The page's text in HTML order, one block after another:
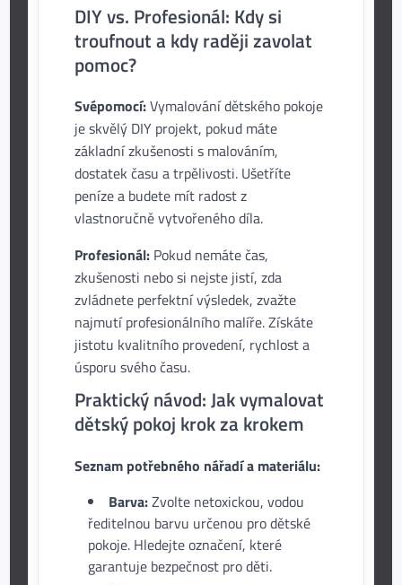
DIY vs. Profesionál: Kdy si
troufnout a kdy raději zavolat
pomoc?
Svépomocí:Vymalování dětského pokoje
je skvělý DIY projekt, pokud máte
základní zkušenosti s malováním,
dostatek času a trpělivosti. Ušetříte
peníze a budete mít radost z
vlastnoručně vytvořeného díla.
Profesionál: Pokud nemáte čas,
zkušenosti nebo si nejste jistí, zda
zvládnete perfektní výsledek, zvažte
najmutí profesionálního malíře. Získáte
jistotu kvalitního provedení, rychlost a
úsporu svého času.
Praktický návod: Jak vymalovat
dětský pokoj krok za krokem
Seznam potřebného nářadí a materiálu:
Barva:Zvolte netoxickou, vodou
ředitelnou barvu určenou pro dětské
pokoje. Hledejte označení, které
garantuje bezpečnost pro děti.